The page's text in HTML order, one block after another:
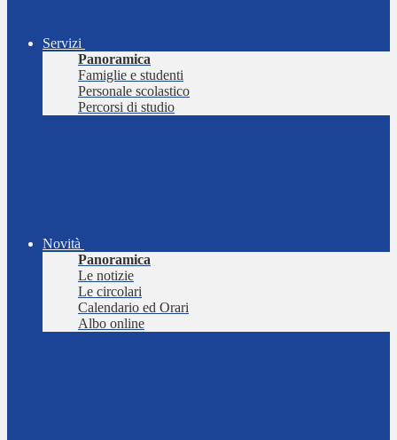
Servizi
Panoramica
Famiglie e studenti
Personale scolastico
Percorsi di studio
Novità
Panoramica
Le notizie
Le circolari
Calendario ed Orari
Albo online